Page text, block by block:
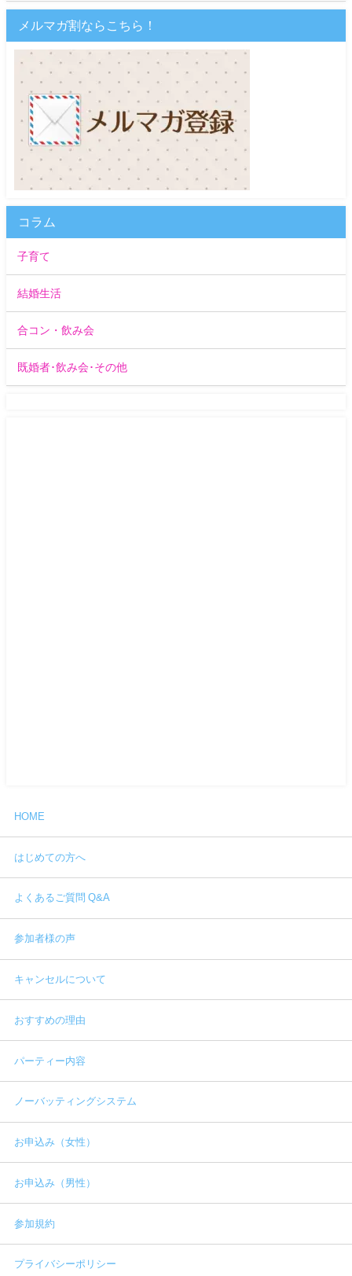
メルマガ割ならこちら！
コラム
子育て
結婚生活
合コン・飲み会
既婚者･飲み会･その他
HOME
はじめての方へ
よくあるご質問 Q&A
参加者様の声
キャンセルについて
おすすめの理由
パーティー内容
ノーバッティングシステム
お申込み（女性）
お申込み（男性）
参加規約
プライバシーポリシー